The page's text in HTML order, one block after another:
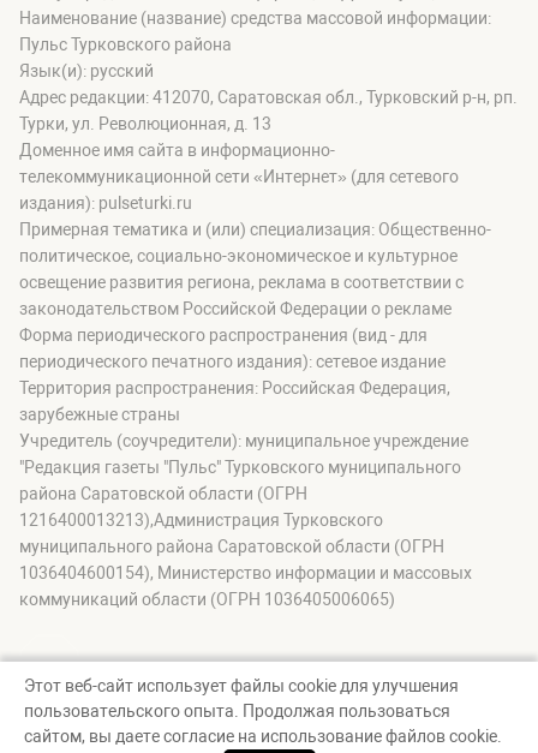
Наименование (название) средства массовой информации:
Пульс Турковского района
Язык(и): русский
Адрес редакции: 412070, Саратовская обл., Турковский р-н, рп.
Турки, ул. Революционная, д. 13
Доменное имя сайта в информационно-
телекоммуникационной сети «Интернет» (для сетевого
издания): pulseturki.ru
Примерная тематика и (или) специализация: Общественно-
политическое, социально-экономическое и культурное
освещение развития региона, реклама в соответствии с
законодательством Российской Федерации о рекламе
Форма периодического распространения (вид - для
периодического печатного издания): сетевое издание
Территория распространения: Российская Федерация,
зарубежные страны
Учредитель (соучредители): муниципальное учреждение
"Редакция газеты "Пульс" Турковского муниципального
района Саратовской области (ОГРН
1216400013213),Администрация Турковского
муниципального района Саратовской области (ОГРН
1036404600154), Министерство информации и массовых
коммуникаций области (ОГРН 1036405006065)
© Пульс Турковского района, 2026
Этот веб-сайт использует файлы cookie для улучшения
пользовательского опыта. Продолжая пользоваться
сайтом, вы даете согласие на использование файлов cookie.